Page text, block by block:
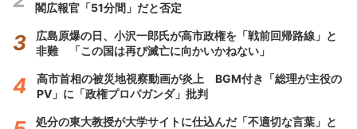
閣広報官「51分間」だと否定
広島原爆の日、小沢一郎氏が高市政権を「戦前回帰路線」と
非難 「この国は再び滅亡に向かいかねない」
高市首相の被災地視察動画が炎上 BGM付き「総理が主役の
PV」に「政権プロパガンダ」批判
処分の東大教授が大学サイトに仕込んだ「不適切な言葉」と